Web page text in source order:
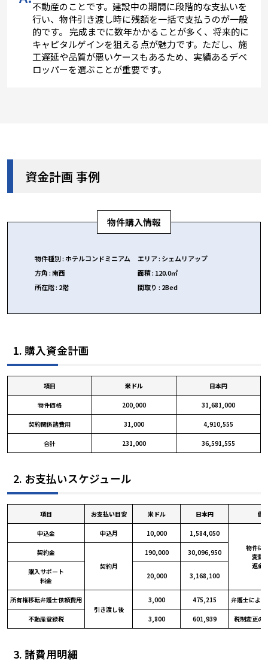
不動産のことです。建設中の期間に段階的な支払いを
行い、物件引き渡し時に残額を一括で支払うのが一般
的です。 完成までに数年かかることが多く、将来的に
キャピタルゲインを狙える点が魅力です。ただし、施
工遅延や品質が悪いケースもあるため、実績あるデベ
ロッパーを選ぶことが重要です。
資金計画 事例
物件購入情報
物件種別: ホテルコンドミニアム エリア: シェムリアップ
方角:南西 面積: 120.0㎡
所在階: 2階 間取り : 2Bed
1. 購入資金計画
項目 米ドル 日本円
物件価格 200,000 31,681,000
契約関係諸費用 31,000 4,910,555
合計 231,000 36,591,555
2. お支払いスケジュール
項目 お支払い目安 米ドル 日本円 備
申込金 申込月 10,000
1,584,050
物件に
変動
返金
契約金
契約月
190,000 30,096,950
購入サポート
料金
20,000 3,168,100
所有権移転弁護士依頼費用
引き渡し後
3,000 475,215 弁護士によ
不動産登録税 3,800 601,939 税制変更の
3. 諸費用明細